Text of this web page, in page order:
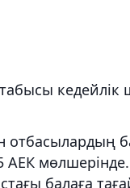
кедейлік
отбасылардың
балаға